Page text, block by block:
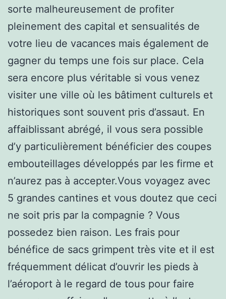
sorte malheureusement de profiter
pleinement des capital et sensualités de
votre lieu de vacances mais également de
gagner du temps une fois sur place. Cela
sera encore plus véritable si vous venez
visiter une ville où les bâtiment culturels et
historiques sont souvent pris d’assaut. En
affaiblissant abrégé, il vous sera possible
d’y particulièrement bénéficier des coupes
embouteillages développés par les firme et
n’aurez pas à accepter.Vous voyagez avec
5 grandes cantines et vous doutez que ceci
ne soit pris par la compagnie ? Vous
possedez bien raison. Les frais pour
bénéfice de sacs grimpent très vite et il est
fréquemment délicat d’ouvrir les pieds à
l’aéroport à le regard de tous pour faire